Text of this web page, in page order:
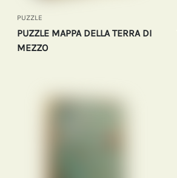
PUZZLE
PUZZLE MAPPA DELLA TERRA DI
MEZZO